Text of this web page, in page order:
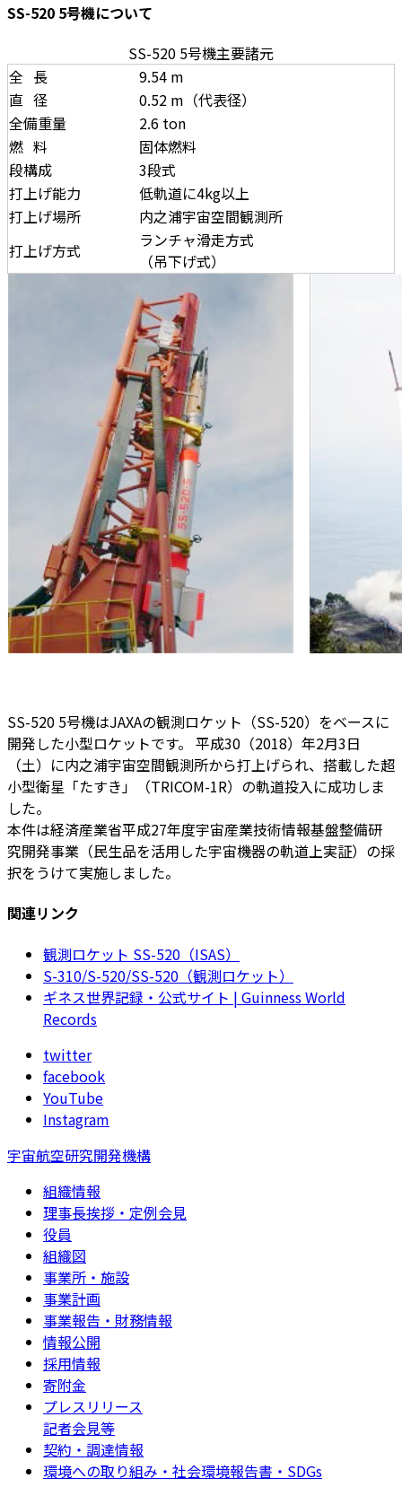
SS-520 5号機について
SS-520 5号機主要諸元
全長
9.54 m
直径
0.52 m（代表径）
全備重量
2.6 ton
燃料
固体燃料
段構成
3段式
打上げ能力
低軌道に4kg以上
打上げ場所
内之浦宇宙空間観測所
打上げ方式
ランチャ滑走方式
（吊下げ式）
SS-520 5号機はJAXAの観測ロケット（SS-520）をベースに
開発した小型ロケットです。 平成30（2018）年2月3日
（土）に内之浦宇宙空間観測所から打上げられ、搭載した超
小型衛星「たすき」（TRICOM-1R）の軌道投入に成功しま
した。
本件は経済産業省平成27年度宇宙産業技術情報基盤整備研
究開発事業（民生品を活用した宇宙機器の軌道上実証）の採
択をうけて実施しました。
関連リンク
観測ロケット SS-520（ISAS）
S-310/S-520/SS-520（観測ロケット）
ギネス世界記録・公式サイト | Guinness World
Records
twitter
facebook
YouTube
Instagram
宇宙航空研究開発機構
組織情報
理事長挨拶・定例会見
役員
組織図
事業所・施設
事業計画
事業報告・財務情報
情報公開
採用情報
寄附金
プレスリリース
記者会見等
契約・調達情報
環境への取り組み・社会環境報告書・SDGs